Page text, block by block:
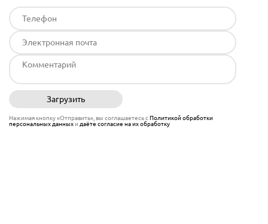
Загрузить
Нажимая кнопку «Отправить», вы соглашаетесь сПолитикой обработки
персональных данныхи даёте согласие на их обработку